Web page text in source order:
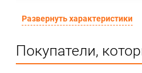
Страна изготовителя
Сертификация
Развернуть характеристики
Покупатели,